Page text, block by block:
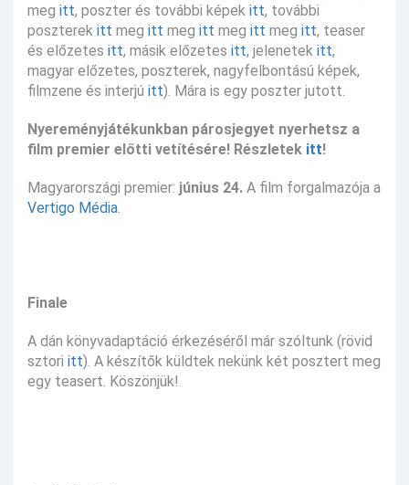
meg itt, poszter és további képek itt, további
poszterek itt meg itt meg itt meg itt meg itt, teaser
és előzetes itt, másik előzetes itt, jelenetek itt,
magyar előzetes, poszterek, nagyfelbontású képek,
filmzene és interjú itt). Mára is egy poszter jutott.
Nyereményjátékunkban párosjegyet nyerhetsz a
film premier előtti vetítésére! Részletek itt!
Magyarországi premier: június 24. A film forgalmazója a
Vertigo Média.
Finale
A dán könyvadaptáció érkezéséről már szóltunk (rövid
sztori itt). A készítők küldtek nekünk két posztert meg
egy teasert. Köszönjük!